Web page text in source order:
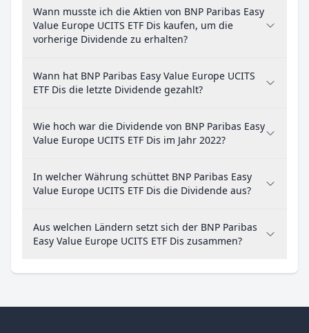
Wann musste ich die Aktien von BNP Paribas Easy
Value Europe UCITS ETF Dis kaufen, um die
vorherige Dividende zu erhalten?
Wann hat BNP Paribas Easy Value Europe UCITS
ETF Dis die letzte Dividende gezahlt?
Wie hoch war die Dividende von BNP Paribas Easy
Value Europe UCITS ETF Dis im Jahr 2022?
In welcher Währung schüttet BNP Paribas Easy
Value Europe UCITS ETF Dis die Dividende aus?
Aus welchen Ländern setzt sich der BNP Paribas
Easy Value Europe UCITS ETF Dis zusammen?